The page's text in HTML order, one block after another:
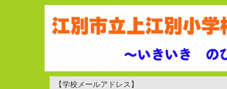
【学校メールアドレス】